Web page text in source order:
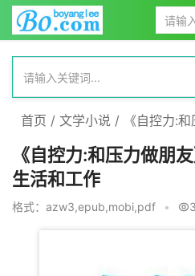
首页 / 文学小说 / 《自控力:和压
《自控力:和压力做朋
生活和工作
格式：azw3,epub,mobi,pdf •